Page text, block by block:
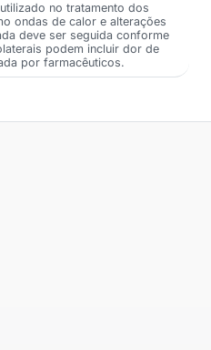
no tratamento dos
ondas de calor e alterações
deve ser seguida conforme
podem incluir dor de
por farmacêuticos.